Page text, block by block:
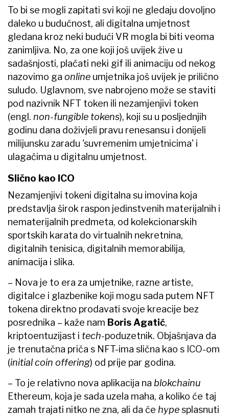
To bi se mogli zapitati svi koji ne gledaju dovoljno
daleko u budućnost, ali digitalna umjetnost
gledana kroz neki budući VR mogla bi biti veoma
zanimljiva. No, za one koji još uvijek žive u
sadašnjosti, plaćati neki gif ili animaciju od nekog
nazovimo ga online umjetnika još uvijek je prilično
suludo. Uglavnom, sve nabrojeno može se staviti
pod nazivnik NFT token ili nezamjenjivi token
(engl. non-fungible tokens), koji su u posljednjih
godinu dana doživjeli pravu renesansu i donijeli
milijunsku zaradu 'suvremenim umjetnicima' i
ulagačima u digitalnu umjetnost.
Slično kao ICO
Nezamjenjivi tokeni digitalna su imovina koja
predstavlja širok raspon jedinstvenih materijalnih i
nematerijalnih predmeta, od kolekcionarskih
sportskih karata do virtualnih nekretnina,
digitalnih tenisica, digitalnih memorabilija,
animacija i slika.
– Nova je to era za umjetnike, razne artiste,
digitalce i glazbenike koji mogu sada putem NFT
tokena direktno prodavati svoje kreacije bez
posrednika – kaže nam Boris Agatić,
kriptoentuzijast i tech-poduzetnik. Objašnjava da
je trenutačna priča s NFT-ima slična kao s ICO-om
(initial coin offering) od prije par godina.
– To je relativno nova aplikacija na blokchainu
Ethereum, koja je sada uzela maha, a koliko će taj
zamah trajati nitko ne zna, ali da će hypesplasnuti